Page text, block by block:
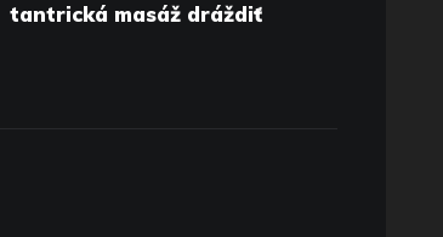
tantrická masáž dráždiť